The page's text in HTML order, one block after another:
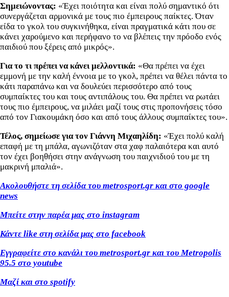
Σημειώνοντας: «Έχει ποιότητα και είναι πολύ σημαντικό ότι
συνεργάζεται αρμονικά με τους πιο έμπειρους παίκτες. Όταν
είδα το γκολ του συγκινήθηκα, είναι πραγματικά κάτι που σε
κάνει χαρούμενο και περήφανο το να βλέπεις την πρόοδο ενός
παιδιού που ξέρεις από μικρός».
Για το τι πρέπει να κάνει μελλοντικά: «Θα πρέπει να έχει
εμμονή με την καλή έννοια με το γκολ, πρέπει να θέλει πάντα το
κάτι παραπάνω και να δουλεύει περισσότερο από τους
συμπαίκτες του και τους αντιπάλους του. Θα πρέπει να ρωτάει
τους πιο έμπειρους, να μιλάει μαζί τους στις προπονήσεις τόσο
από τον Γιακουμάκη όσο και από τους άλλους συμπαίκτες του».
Τέλος, σημείωσε για τον Γιάννη Μιχαηλίδη: «Έχει πολύ καλή
επαφή με τη μπάλα, αγωνιζόταν στα χαφ παλαιότερα και αυτό
τον έχει βοηθήσει στην ανάγνωση του παιχνιδιού του με τη
μακρινή μπαλιά».
Ακολουθήστε τη σελίδα του metrosport.gr και στο google
news
Μπείτε στην παρέα μας στο instagram
Κάντε like στη σελίδα μας στο facebook
Εγγραφείτε στο κανάλι του metrosport.gr και του Metropolis
95.5 στο youtube
Μαζί και στο spotify